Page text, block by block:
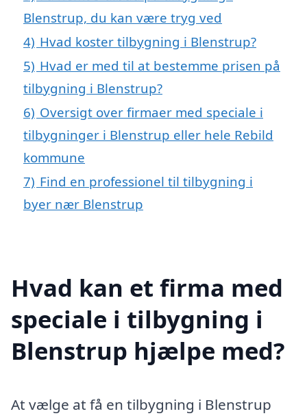
Blenstrup, du kan være tryg ved
4) Hvad koster tilbygning i Blenstrup?
5) Hvad er med til at bestemme prisen på
tilbygning i Blenstrup?
6) Oversigt over firmaer med speciale i
tilbygninger i Blenstrup eller hele Rebild
kommune
7) Find en professionel til tilbygning i
byer nær Blenstrup
Hvad kan et firma med
speciale i tilbygning i
Blenstrup hjælpe med?
At vælge at få en tilbygning i Blenstrup